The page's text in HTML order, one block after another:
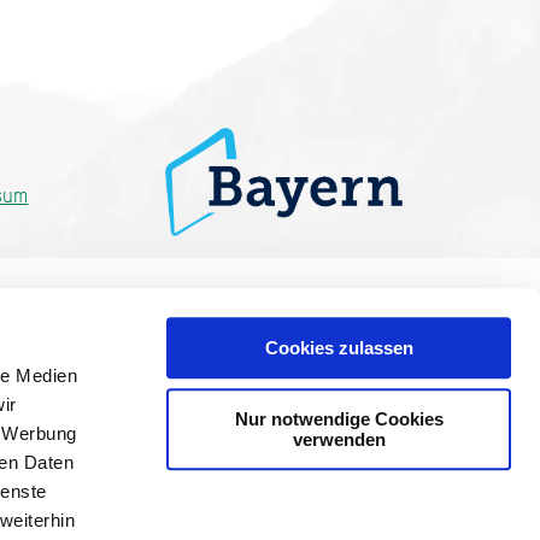
Medien
Daten
Cookies zulassen
Nur notwendige Cookies
verwenden